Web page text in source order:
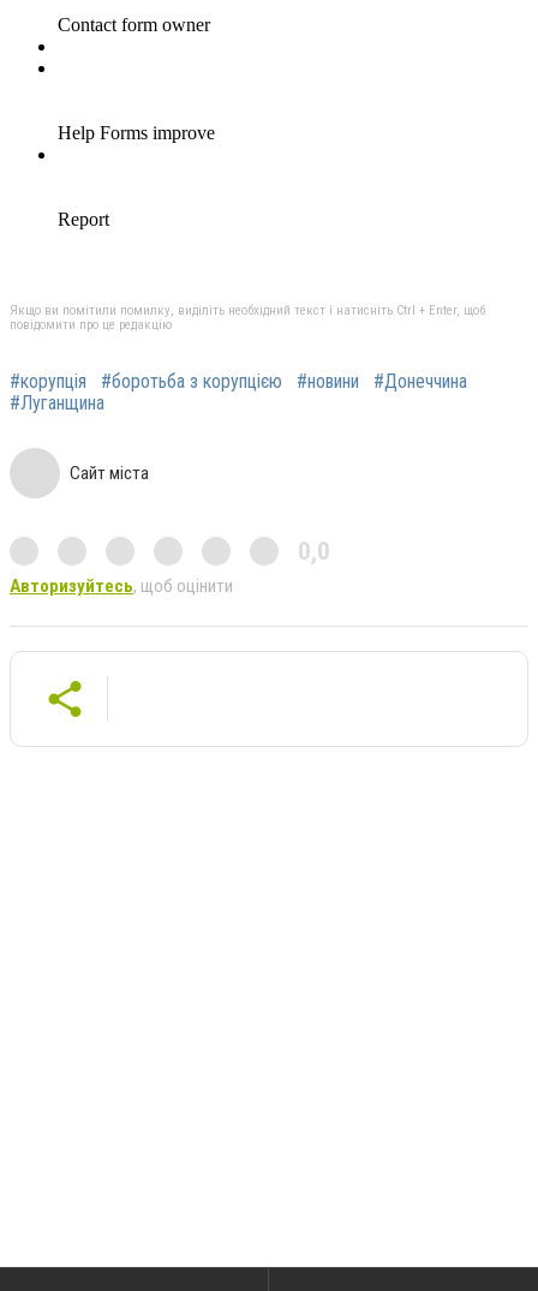
Якщо ви помітили помилку, виділіть необхідний текст і натисніть Ctrl + Enter, щоб
повідомити про це редакцію
#корупція #боротьба з корупцією #новини
#Донеччина
#Луганщина
Сайт міста
0,0
Авторизуйтесь, щоб оцінити